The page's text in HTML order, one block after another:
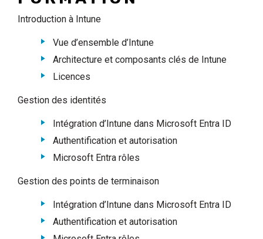
Introduction à Intune
Vue d’ensemble d’Intune
Architecture et composants clés de Intune
Licences
Gestion des identités
Intégration d’Intune dans Microsoft Entra ID
Authentification et autorisation
Microsoft Entra rôles
Gestion des points de terminaison
Intégration d’Intune dans Microsoft Entra ID
Authentification et autorisation